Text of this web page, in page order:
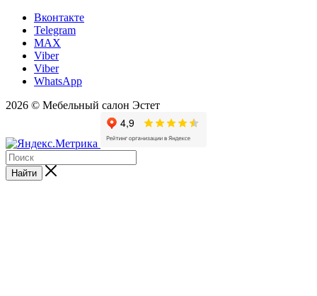
Вконтакте
Telegram
MAX
Viber
Viber
WhatsApp
2026 © Мебельный салон Эстет
Найти